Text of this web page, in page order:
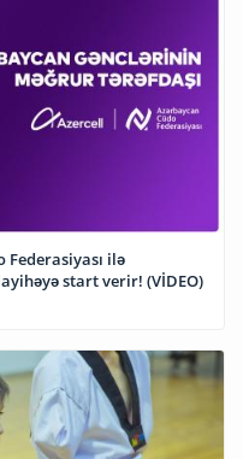
Federasiyası ilə
start verir! (VİDEO)